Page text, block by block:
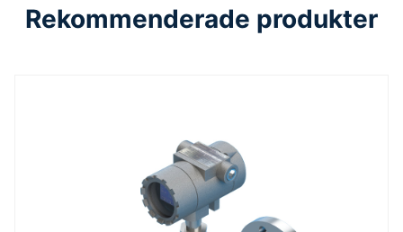
Rekommenderade produkter